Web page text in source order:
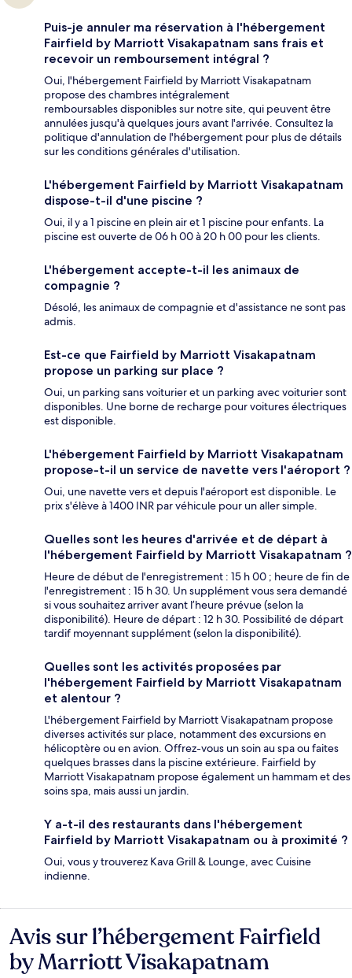
Puis-je annuler ma réservation à l'hébergement
Fairfield by Marriott Visakapatnam sans frais et
recevoir un remboursement intégral ?
Oui, l'hébergement Fairfield by Marriott Visakapatnam
propose des chambres intégralement
remboursables disponibles sur notre site, qui peuvent être
annulées jusqu'à quelques jours avant l'arrivée. Consultez la
politique d'annulation de l'hébergement pour plus de détails
sur les conditions générales d'utilisation.
L'hébergement Fairfield by Marriott Visakapatnam
dispose-t-il d'une piscine ?
Oui, il y a 1 piscine en plein air et 1 piscine pour enfants. La
piscine est ouverte de 06 h 00 à 20 h 00 pour les clients.
L'hébergement accepte-t-il les animaux de
compagnie ?
Désolé, les animaux de compagnie et d'assistance ne sont pas
admis.
Est-ce que Fairfield by Marriott Visakapatnam
propose un parking sur place ?
Oui, un parking sans voiturier et un parking avec voiturier sont
disponibles. Une borne de recharge pour voitures électriques
est disponible.
L'hébergement Fairfield by Marriott Visakapatnam
propose-t-il un service de navette vers l'aéroport ?
Oui, une navette vers et depuis l'aéroport est disponible. Le
prix s'élève à 1400 INR par véhicule pour un aller simple.
Quelles sont les heures d'arrivée et de départ à
l'hébergement Fairfield by Marriott Visakapatnam ?
Heure de début de l'enregistrement : 15 h 00 ; heure de fin de
l'enregistrement : 15 h 30. Un supplément vous sera demandé
si vous souhaitez arriver avant l’heure prévue (selon la
disponibilité). Heure de départ : 12 h 30. Possibilité de départ
tardif moyennant supplément (selon la disponibilité).
Quelles sont les activités proposées par
l'hébergement Fairfield by Marriott Visakapatnam
et alentour ?
L'hébergement Fairfield by Marriott Visakapatnam propose
diverses activités sur place, notamment des excursions en
hélicoptère ou en avion. Offrez-vous un soin au spa ou faites
quelques brasses dans la piscine extérieure. Fairfield by
Marriott Visakapatnam propose également un hammam et des
soins spa, mais aussi un jardin.
Y a-t-il des restaurants dans l'hébergement
Fairfield by Marriott Visakapatnam ou à proximité ?
Oui, vous y trouverez Kava Grill & Lounge, avec Cuisine
indienne.
Avis
Avis sur l’hébergement Fairfield
by Marriott Visakapatnam